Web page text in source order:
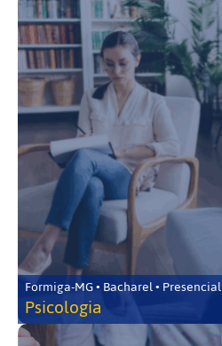
Formiga-MG • Bacharel • Presencial
Psicologia